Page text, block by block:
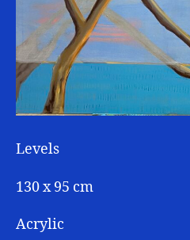
Levels
130 x 95 cm
Acrylic